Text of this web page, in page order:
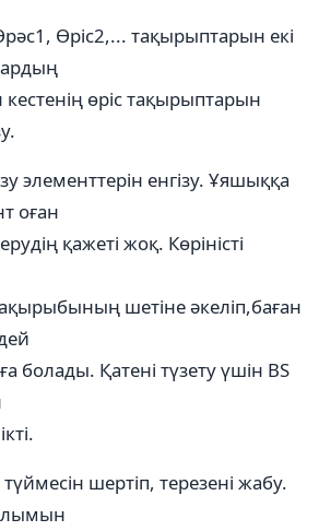
Өріс2,... тақырыптарын екі
өріс тақырыптарын
элементтерін енгізу. Ұяшыққа
оған
қажеті жоқ. Көріністі
шетіне әкеліп,баған
болады. Қатені түзету үшін BS
шертіп, терезені жабу.